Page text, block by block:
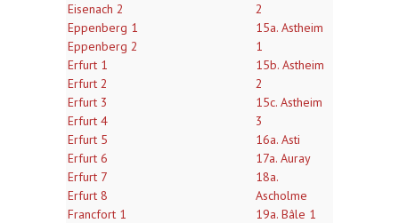
Eisenach 2
Eppenberg 1
Eppenberg 2
Erfurt 1
Erfurt 2
Erfurt 3
Erfurt 4
Erfurt 5
Erfurt 6
Erfurt 7
Erfurt 8
Francfort 1
2
15a. Astheim
1
15b. Astheim
2
15c. Astheim
3
16a. Asti
17a. Auray
18a.
Ascholme
19a. Bâle 1